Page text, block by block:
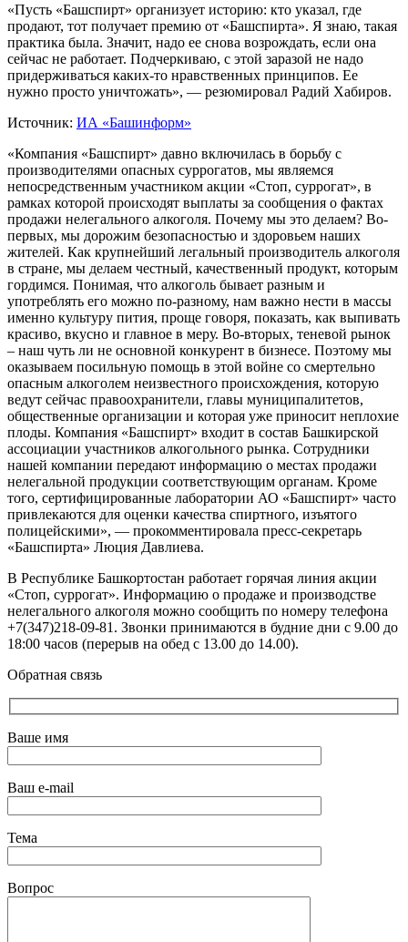
«Пусть «Башспирт» организует историю: кто указал, где
продают, тот получает премию от «Башспирта». Я знаю, такая
практика была. Значит, надо ее снова возрождать, если она
сейчас не работает. Подчеркиваю, с этой заразой не надо
придерживаться каких-то нравственных принципов. Ее
нужно просто уничтожать», — резюмировал Радий Хабиров.
Источник: ИА «Башинформ»
«Компания «Башспирт» давно включилась в борьбу с
производителями опасных суррогатов, мы являемся
непосредственным участником акции «Стоп, суррогат», в
рамках которой происходят выплаты за сообщения о фактах
продажи нелегального алкоголя. Почему мы это делаем? Во-
первых, мы дорожим безопасностью и здоровьем наших
жителей. Как крупнейший легальный производитель алкоголя
в стране, мы делаем честный, качественный продукт, которым
гордимся. Понимая, что алкоголь бывает разным и
употреблять его можно по-разному, нам важно нести в массы
именно культуру пития, проще говоря, показать, как выпивать
красиво, вкусно и главное в меру. Во-вторых, теневой рынок
– наш чуть ли не основной конкурент в бизнесе. Поэтому мы
оказываем посильную помощь в этой войне со смертельно
опасным алкоголем неизвестного происхождения, которую
ведут сейчас правоохранители, главы муниципалитетов,
общественные организации и которая уже приносит неплохие
плоды. Компания «Башспирт» входит в состав Башкирской
ассоциации участников алкогольного рынка. Сотрудники
нашей компании передают информацию о местах продажи
нелегальной продукции соответствующим органам. Кроме
того, сертифицированные лаборатории АО «Башспирт» часто
привлекаются для оценки качества спиртного, изъятого
полицейскими», — прокомментировала пресс-секретарь
«Башспирта» Люция Давлиева.
В Республике Башкортостан работает горячая линия акции
«Стоп, суррогат». Информацию о продаже и производстве
нелегального алкоголя можно сообщить по номеру телефона
+7(347)218-09-81. Звонки принимаются в будние дни с 9.00 до
18:00 часов (перерыв на обед с 13.00 до 14.00).
Обратная связь
Ваше имя
Ваш e-mail
Тема
Вопрос